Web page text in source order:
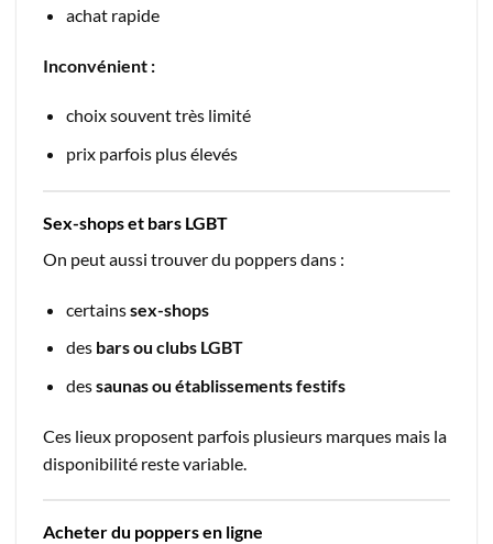
achat rapide
Inconvénient :
choix souvent très limité
prix parfois plus élevés
Sex-shops et bars LGBT
On peut aussi trouver du poppers dans :
certainssex-shops
des bars ou clubs LGBT
dessaunas ou établissements festifs
Ces lieux proposent parfois plusieurs marques mais la
disponibilité reste variable.
Acheter du poppers en ligne